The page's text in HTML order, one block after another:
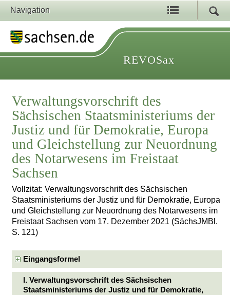
Navigation
REVOSax
Verwaltungsvorschrift des
Sächsischen Staatsministeriums der
Justiz und für Demokratie, Europa
und Gleichstellung zur Neuordnung
des Notarwesens im Freistaat
Sachsen
Vollzitat: Verwaltungsvorschrift des Sächsischen
Staatsministeriums der Justiz und für Demokratie, Europa
und Gleichstellung zur Neuordnung des Notarwesens im
Freistaat Sachsen vom 17. Dezember 2021 (SächsJMBl.
S. 121)
Eingangsformel
I. Verwaltungsvorschrift des Sächsischen
Staatsministeriums der Justiz und für Demokratie,